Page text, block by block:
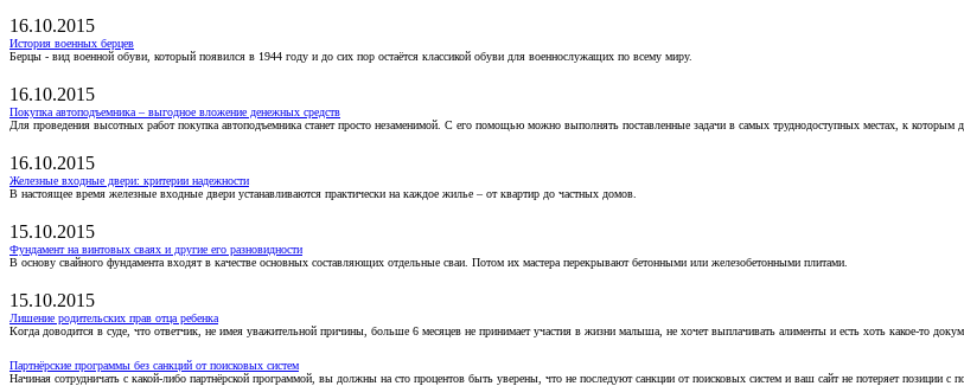
16.10.2015
История военных берцев
Берцы - вид военной обуви, который появился в 1944 году и до сих пор остаётся классикой обуви для военнослужащих по всему миру.
16.10.2015
Покупка автоподъемника – выгодное вложение денежных средств
Для проведения высотных работ покупка автоподъемника станет просто незаменимой. С его помощью можно выполнять поставленные задачи в самых труднодоступных местах, к которым
16.10.2015
Железные входные двери: критерии надежности
В настоящее время железные входные двери устанавливаются практически на каждое жилье – от квартир до частных домов.
15.10.2015
Фундамент на винтовых сваях и другие его разновидности
В основу свайного фундамента входят в качестве основных составляющих отдельные сваи. Потом их мастера перекрывают бетонными или железобетонными плитами.
15.10.2015
Лишение родительских прав отца ребенка
Когда доводится в суде, что ответчик, не имея уважительной причины, больше 6 месяцев не принимает участия в жизни малыша, не хочет выплачивать алименты и есть хоть какое-то
Партнёрские программы без санкций от поисковых систем
Начиная сотрудничать с какой-либо партнёрской программой, вы должны на сто процентов быть уверены, что не последуют санкции от поисковых систем и ваш сайт не потеряет позиции с